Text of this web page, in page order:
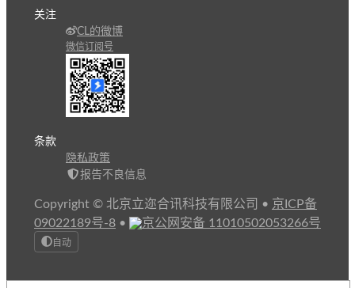
关注
CL的微博
微信订阅号
条款
隐私政策
报告不良信息
Copyright © 北京立迩合讯科技有限公司 • 京ICP备
09022189号-8 • 京公网安备 11010502053266号
自动